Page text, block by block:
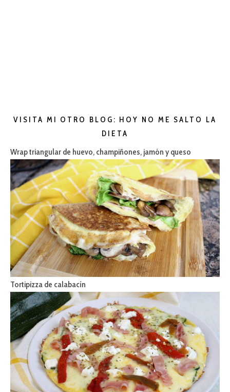
VISITA MI OTRO BLOG: HOY NO ME SALTO LA
DIETA
Wrap triangular de huevo, champiñones, jamón y queso
Tortipizza de calabacín